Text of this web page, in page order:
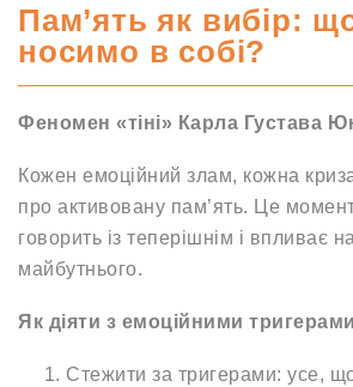
Пам’ять як вибір:
носимо в собі?
Феномен «тіні» Карла Густава
Кожен емоційний злам, кожна
про активовану пам’ять. Це
говорить із теперішнім і впливає
майбутнього.
Як діяти з емоційними тригерами
Стежити за тригерами: усе,